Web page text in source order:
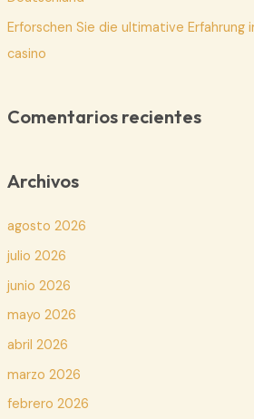
Erforschen Sie die ultimative Erfahrung
casino
Comentarios recientes
Archivos
agosto 2026
julio 2026
junio 2026
mayo 2026
abril 2026
marzo 2026
febrero 2026